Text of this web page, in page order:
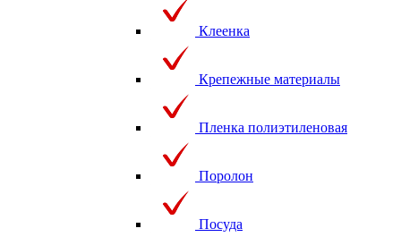
Клеенка
Крепежные материалы
Пленка полиэтиленовая
Поролон
Посуда